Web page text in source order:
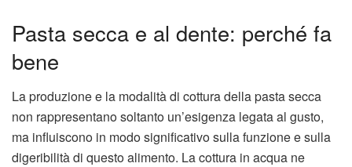
Pasta secca e al dente: perché fa
bene
La produzione e la modalità di cottura della pasta secca
non rappresentano soltanto un’esigenza legata al gusto,
ma influiscono in modo significativo sulla funzione e sulla
digeribilità di questo alimento. La cottura in acqua ne